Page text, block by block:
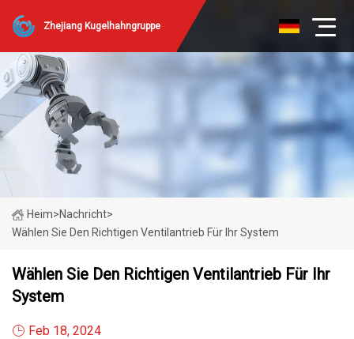
Zhejiang Kugelhahngruppe
Heim>Nachricht>
Wählen Sie Den Richtigen Ventilantrieb Für Ihr System
Wählen Sie Den Richtigen Ventilantrieb Für Ihr
System
Feb 18, 2024